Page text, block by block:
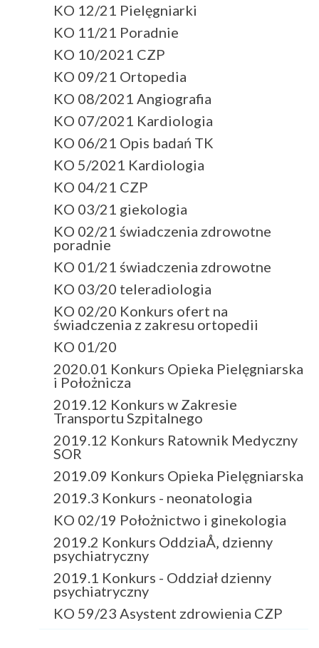
KO 12/21 Pielęgniarki
KO 11/21 Poradnie
KO 10/2021 CZP
KO 09/21 Ortopedia
KO 08/2021 Angiografia
KO 07/2021 Kardiologia
KO 06/21 Opis badań TK
KO 5/2021 Kardiologia
KO 04/21 CZP
KO 03/21 giekologia
KO 02/21 świadczenia zdrowotne
poradnie
KO 01/21 świadczenia zdrowotne
KO 03/20 teleradiologia
KO 02/20 Konkurs ofert na
świadczenia z zakresu ortopedii
KO 01/20
2020.01 Konkurs Opieka Pielęgniarska
i Położnicza
2019.12 Konkurs w Zakresie
Transportu Szpitalnego
2019.12 Konkurs Ratownik Medyczny
SOR
2019.09 Konkurs Opieka Pielęgniarska
2019.3 Konkurs - neonatologia
KO 02/19 Położnictwo i ginekologia
2019.2 Konkurs OddziaÅ‚ dzienny
psychiatryczny
2019.1 Konkurs - Oddział dzienny
psychiatryczny
KO 59/23 Asystent zdrowienia CZP